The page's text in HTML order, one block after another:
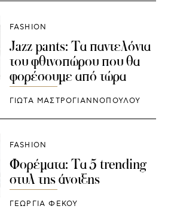
FASHION
Jazz pants: Τα παντελόνια
του φθινοπώρου που θα
φορέσουμε από τώρα
ΓΙΩΤΑ ΜΑΣΤΡΟΓΙΑΝΝΟΠΟΥΛΟΥ
FASHION
Φορέματα: Τα 5 trending
στυλ της άνοιξης
ΓΕΩΡΓΙΑ ΦΕΚΟΥ